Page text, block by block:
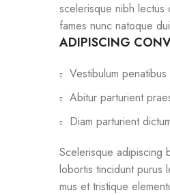
scelerisque nibh lectus
fames nunc natoque
ADIPISCING
Vestibulum
Abitur parturient
Diam parturient
Scelerisque adipiscing
lobortis tincidunt purus
mus et tristique